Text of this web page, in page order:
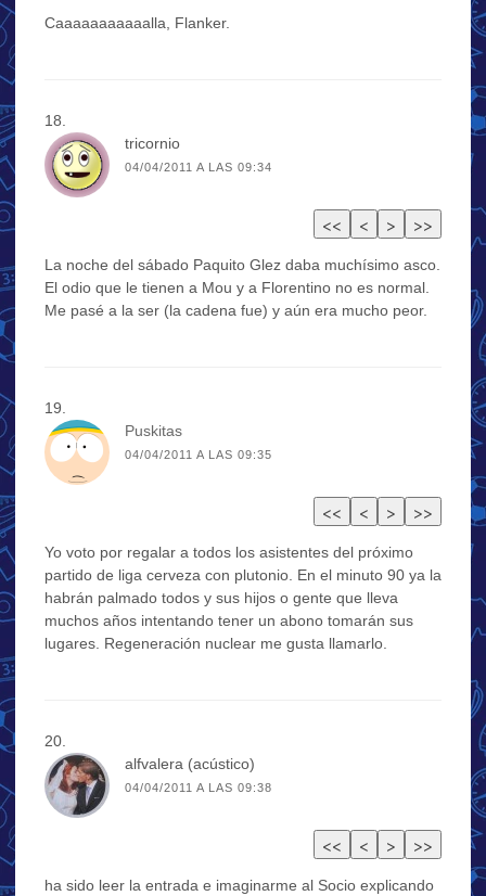
Caaaaaaaaaaalla, Flanker.
tricornio
04/04/2011 A LAS 09:34
La noche del sábado Paquito Glez daba muchísimo asco.
El odio que le tienen a Mou y a Florentino no es normal.
Me pasé a la ser (la cadena fue) y aún era mucho peor.
Puskitas
04/04/2011 A LAS 09:35
Yo voto por regalar a todos los asistentes del próximo
partido de liga cerveza con plutonio. En el minuto 90 ya la
habrán palmado todos y sus hijos o gente que lleva
muchos años intentando tener un abono tomarán sus
lugares. Regeneración nuclear me gusta llamarlo.
alfvalera (acústico)
04/04/2011 A LAS 09:38
ha sido leer la entrada e imaginarme al Socio explicando